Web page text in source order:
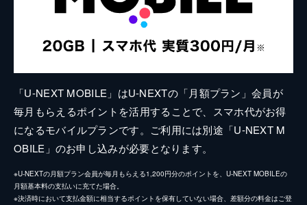
「U-NEXT MOBILE」はU-NEXTの「月額プラン」会員が
毎月もらえるポイントを活用することで、スマホ代がお得
になるモバイルプランです。ご利用には別途「U-NEXT M
OBILE」のお申し込みが必要となります。
※U-NEXTの月額プラン会員が毎月もらえる1,200円分のポイントを、U-NEXT MOBILEの
月額基本料の支払いに充てた場合。
※決済時において支払金額に相当するポイントを保有していない場合、差額分の料金はご登